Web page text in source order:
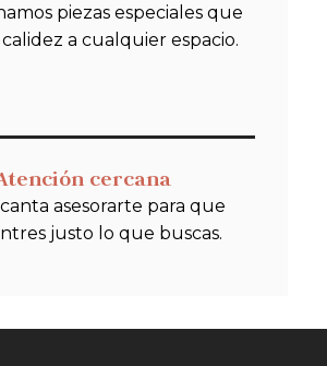
piezas especiales que
a cualquier espacio.
cercana
asesorarte para que
justo lo que buscas.